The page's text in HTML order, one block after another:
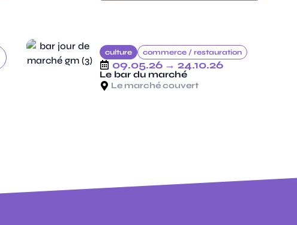
culture commerce /restauration
09.05.26 → 24.10.26
Le bar du marché
Le marché couvert